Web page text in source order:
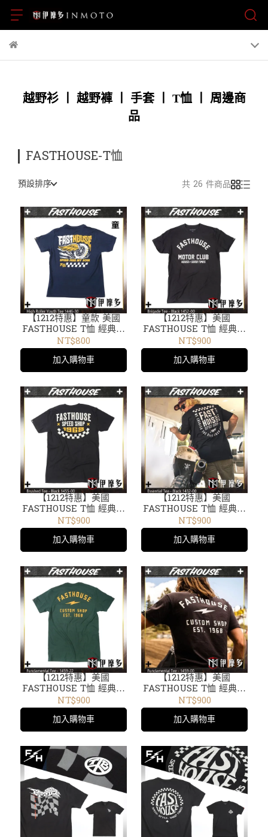
越野衫丨 越野褲丨 手套丨 T恤丨 周邊商
品
FASTHOUSE-T恤
預設排序 共 26 件商品
【1212特惠】童款 美國
FASTHOUSE T恤 經典剪
裁 短袖 圓領 騎車出遊
High Roller Youth Tee
夜藍1446-30
NT$800
加入購物車
【1212特惠】美國
FASTHOUSE T恤 經典剪
裁 短袖 圓領 騎車出遊
Brigade 1452-00 黑
NT$900
加入購物車
【1212特惠】美國
FASTHOUSE T恤 經典剪
裁 短袖 圓領 騎車出遊
Brushed Tee 1455-00黑
NT$900
加入購物車
【1212特惠】美國
FASTHOUSE T恤 經典剪
裁 短袖 圓領 騎車出遊
Essential Tee黑1432-00
NT$900
加入購物車
【1212特惠】美國
FASTHOUSE T恤 經典剪
裁 短袖 圓領 騎車出遊
Fundamental Tee 1459-
22黑綠
NT$900
加入購物車
【1212特惠】美國
FASTHOUSE T恤 經典剪
裁短袖 圓領 騎車出遊
Fundamental Tee 1459-
00復古黑
NT$900
加入購物車